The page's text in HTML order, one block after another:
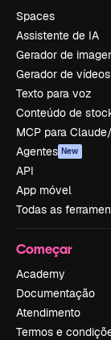
Spaces
Assistente de IA
Gerador de
Gerador de vídeos
Texto para voz
Conteúdo de
MCP para
Agentes New
API
App móvel
Todas as
Começar
Academy
Documentação
Atendimento
Termos e